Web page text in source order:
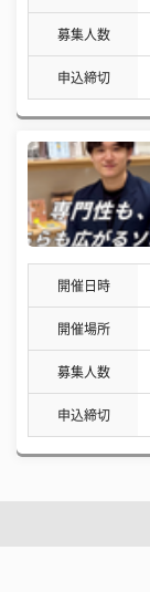
募集人数
申込締切
開催日時
開催場所
募集人数
申込締切